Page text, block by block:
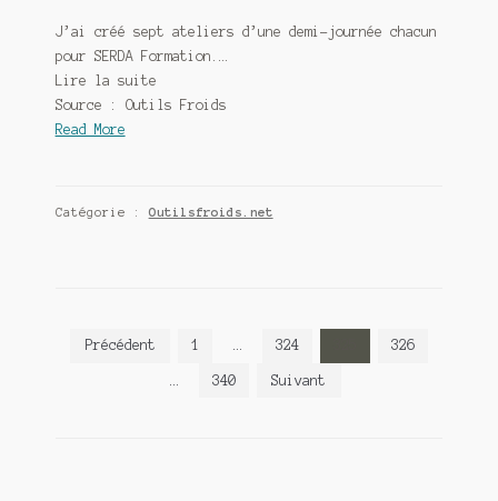
J’ai créé sept ateliers d’une demi-journée chacun
pour SERDA Formation.…
Lire la suite
Source : Outils Froids
Read More
Catégorie : Outilsfroids.net
Pagination
Précédent 1 324 326
340 Suivant